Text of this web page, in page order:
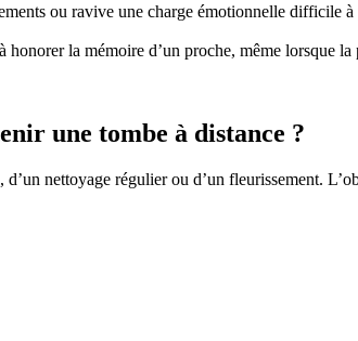
ou ravive une charge émotionnelle difficile à
la mémoire d’un proche, même lorsque
une tombe à distance ?
nettoyage régulier ou d’un fleurissement.